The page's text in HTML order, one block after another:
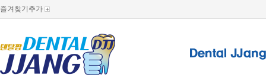
즐겨찾기추가